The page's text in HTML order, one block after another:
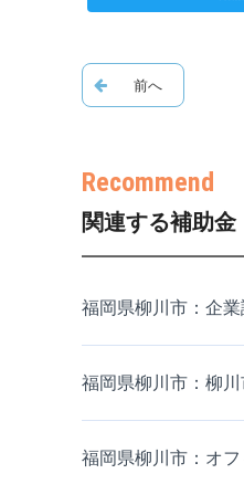
関連する補助金
福岡県柳川市：企
福岡県柳川市：柳
福岡県柳川市：オ